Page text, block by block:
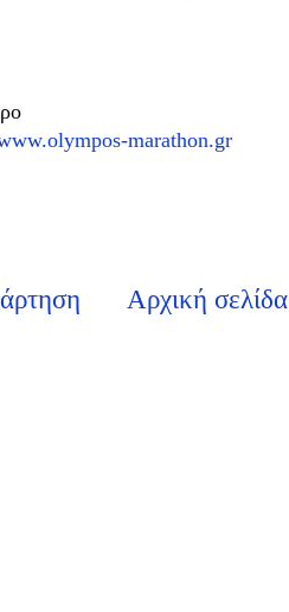
marathon.gr
Αρχική σελίδα